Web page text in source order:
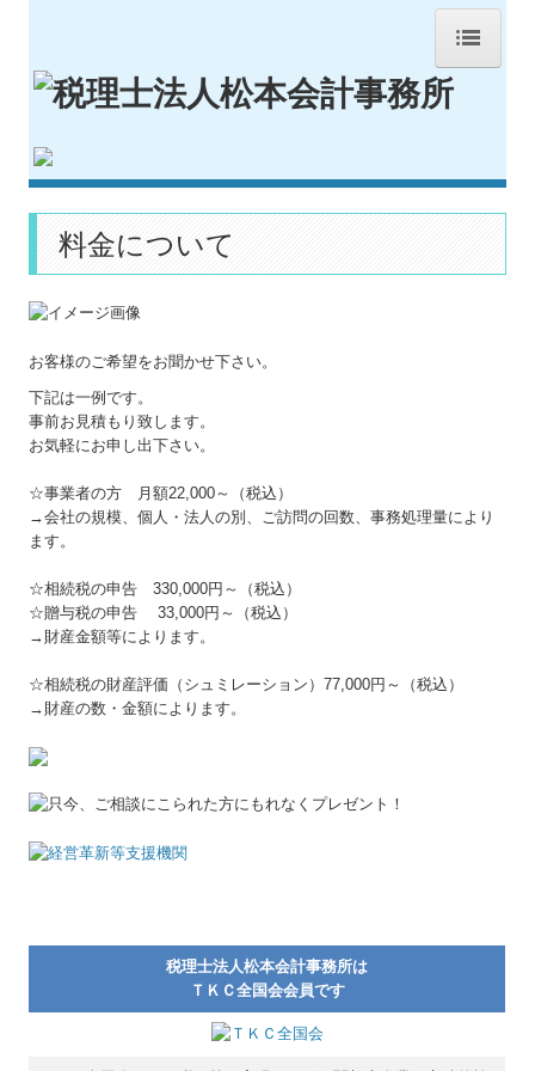
HOME
交通案内
セミナー案内
料金について
経営革新等支援機関とは
セミナー実績
経営者お役立ち情報
税理士法人松本会計事務所は
ＴＫＣ全国会会員です
料金について
お客様のご希望をお聞かせ下さい。
下記は一例です。
事前お見積もり致します。
お気軽にお申し出下さい。
☆事業者の方 月額22,000～（税込）
→会社の規模、個人・法人の別、ご訪問の回数、事務処理量により
ます。
☆相続税の申告 330,000円～（税込）
☆贈与税の申告 33,000円～（税込）
→財産金額等によります。
☆相続税の財産評価（シュミレーション）77,000円～（税込）
→財産の数・金額によります。